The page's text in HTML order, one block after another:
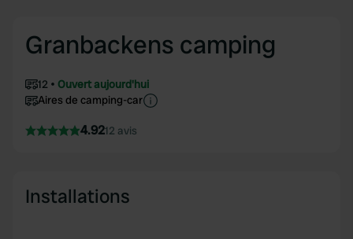
Granbackens camping
12
Ouvert aujourd'hui
Aires de camping-car
4.9212 avis
Installations